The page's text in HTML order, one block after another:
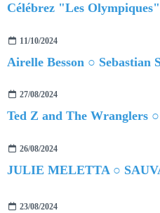
Célébrez "Les
11/10/2024
Airelle Besson ○ Sebastian
27/08/2024
Ted Z and The Wranglers
26/08/2024
JULIE MELETTA ○
23/08/2024